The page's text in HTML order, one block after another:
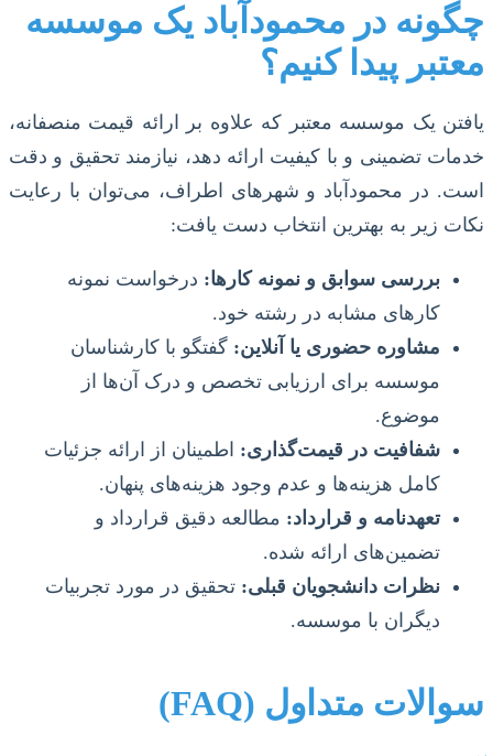
چگونه در محمودآباد یک موسسه
معتبر پیدا کنیم؟
یافتن یک موسسه معتبر که علاوه بر ارائه قیمت منصفانه،
خدمات تضمینی و با کیفیت ارائه دهد، نیازمند تحقیق و دقت
است. در محمودآباد و شهرهای اطراف، می‌توان با رعایت
نکات زیر به بهترین انتخاب دست یافت:
بررسی سوابق و نمونه کارها: درخواست نمونه
کارهای مشابه در رشته خود.
مشاوره حضوری یا آنلاین: گفتگو با کارشناسان
موسسه برای ارزیابی تخصص و درک آن‌ها از
موضوع.
شفافیت در قیمت‌گذاری: اطمینان از ارائه جزئیات
کامل هزینه‌ها و عدم وجود هزینه‌های پنهان.
تعهدنامه و قرارداد: مطالعه دقیق قرارداد و
تضمین‌های ارائه شده.
نظرات دانشجویان قبلی: تحقیق در مورد تجربیات
دیگران با موسسه.
سوالات متداول (FAQ)